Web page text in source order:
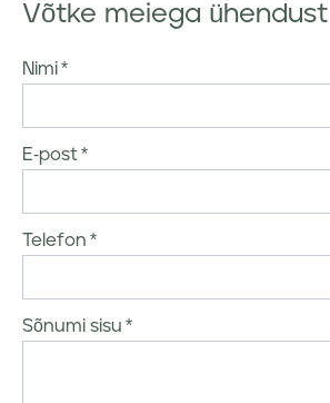
Võtke meiega ühendust
Nimi
E-post
Telefon
Sõnumi sisu